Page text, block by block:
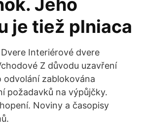
Jeho
je tiež plniaca
Interiérové dvere
Z důvodu uzavření
odvolání zablokována
požadavků na výpůjčky.
Noviny a časopisy